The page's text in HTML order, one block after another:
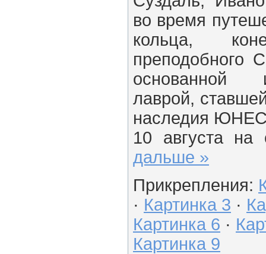
во время
кольца,
преподобного
основанной
лаврой,
наследия
10 августа
дальше »
Прикрепления:
· Картинка 3 ·
Картинка 6 ·
Картинка 9